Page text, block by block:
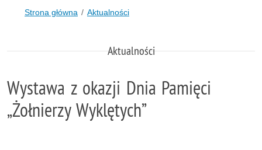
Strona główna Aktualności
Aktualności
Wystawa z okazji Dnia Pamięci
„Żołnierzy Wyklętych”